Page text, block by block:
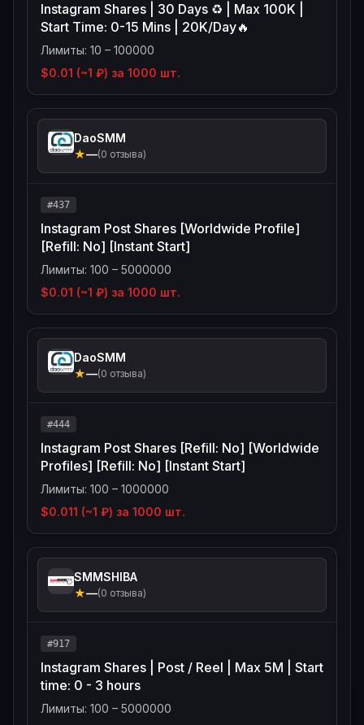
Instagram Shares | 30 Days ♻️ | Max 100K |
Start Time: 0-15 Mins | 20K/Day🔥
Лимиты: 10 – 100000
$0.01 (~1 ₽) за 1000 шт.
DaoSMM
★—(0 отзыва)
#437
Instagram Post Shares [Worldwide Profile]
[Refill: No] [Instant Start]
Лимиты: 100 – 5000000
$0.01 (~1 ₽) за 1000 шт.
DaoSMM
★—(0 отзыва)
#444
Instagram Post Shares [Refill: No] [Worldwide
Profiles] [Refill: No] [Instant Start]
Лимиты: 100 – 1000000
$0.011 (~1 ₽) за 1000 шт.
SMMSHIBA
★—(0 отзыва)
#917
Instagram Shares | Post / Reel | Max 5M | Start
time: 0 - 3 hours
Лимиты: 100 – 5000000